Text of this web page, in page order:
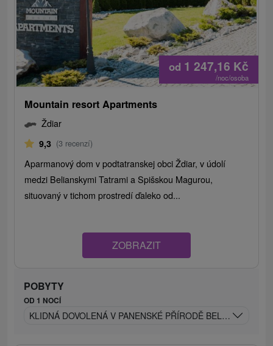
od 1 247,16 Kč
/noc/osoba
Mountain resort Apartments
Ždiar
9,3 (3 recenzí)
Aparmanový dom v podtatranskej obci Ždiar, v údolí
medzi Belianskymi Tatrami a Spišskou Magurou,
situovaný v tichom prostredí ďaleko od...
ZOBRAZIT
POBYTY
OD 1 NOCÍ
KLIDNÁ DOVOLENÁ V PANENSKÉ PŘÍRODĚ BELIANSKÝCH